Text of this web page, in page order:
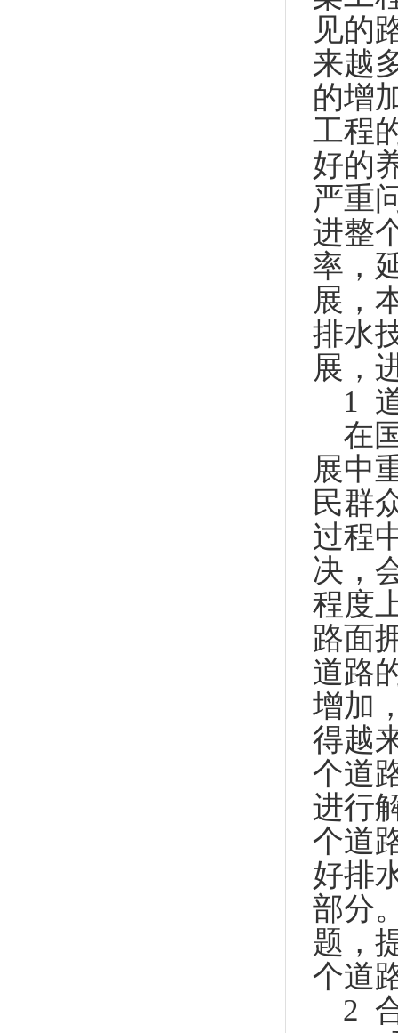
见的
来越
的增
工程
好的
严重
进整
率，
展，
排水
展，
1
在
展中
民群
过程
决，
程度
路面
道路
增加
得越
个道
进行
个道
好排
部分
题，
个道
2